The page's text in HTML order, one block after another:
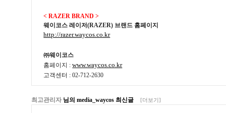
< RAZER BRAND >
웨이코스 레이저(RAZER)브랜드 홈페이지
http://razer.waycos.co.kr
㈜웨이코스
홈페이지 :www.waycos.co.kr
고객센터 : 02-712-2630
최고관리자 님의 media_waycos 최신글 [더보기]